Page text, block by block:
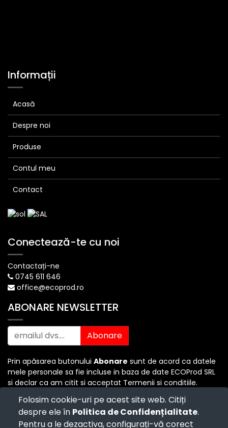
Folosim cookie-uri pe acest site web. Citiți
despre ele în Politica de Confidențialitate.
Pentru a le dezactiva, configurați-vă corect
Informații
Acasă
Despre noi
Produse
Contul meu
Contact
Conectează-te cu noi
Contactați-ne
0745 611 646
office@ecoprod.ro
ABONARE NEWSLETTER
Abonare
Prin apăsarea butonului Abonare sunt de acord ca datele
mele personale sa fie incluse in baza de date ECOProd SRL
si declar ca am citit si acceptat Termenii si conditiile.
Copyright © ECO PROD SRL -Termenii si Conditiile
Politica de Confidențialitate -Consultanță juridică